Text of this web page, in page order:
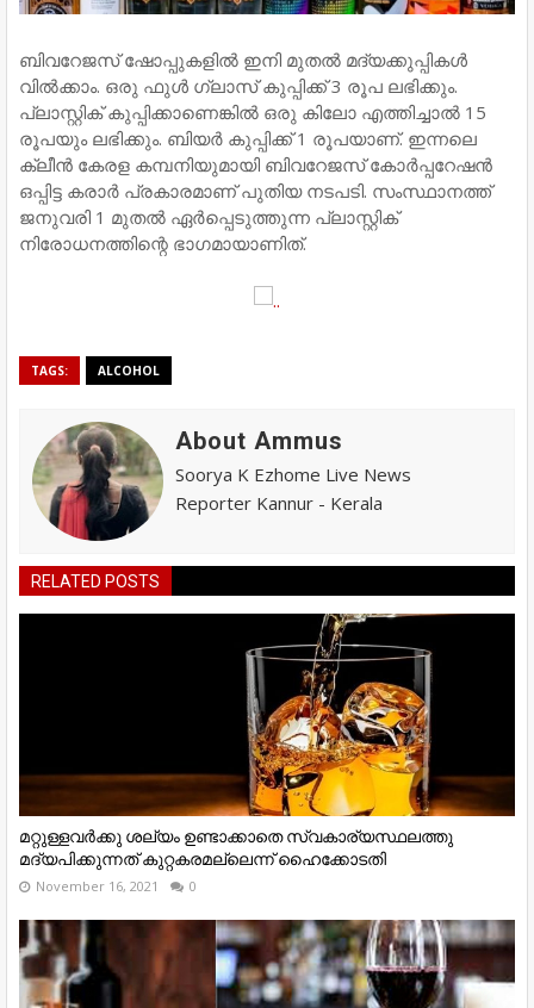
ബിവറേജസ് ഷോപ്പുകളില്‍ ഇനി മുതല്‍ മദ്യക്കുപ്പികള്‍
വില്‍ക്കാം. ഒരു ഫുള്‍ ഗ്ലാസ് കുപ്പിക്ക് 3 രൂപ ലഭിക്കും.
പ്ലാസ്റ്റിക് കുപ്പിക്കാണെങ്കില്‍ ഒരു കിലോ എത്തിച്ചാല്‍ 15
രൂപയും ലഭിക്കും. ബിയര്‍ കുപ്പിക്ക് 1 രൂപയാണ്. ഇന്നലെ
ക്ലീന്‍ കേരള കമ്പനിയുമായി ബിവറേജസ് കോര്‍പ്പറേഷന്‍
ഒപ്പിട്ട കരാര്‍ പ്രകാരമാണ് പുതിയ നടപടി. സംസ്ഥാനത്ത്
ജനുവരി 1 മുതല്‍ ഏര്‍പ്പെടുത്തുന്ന പ്ലാസ്റ്റിക്
നിരോധനത്തിന്റെ ഭാഗമായാണിത്.
TAGS: ALCOHOL
About Ammus
Soorya K Ezhome Live News
Reporter Kannur - Kerala
RELATED POSTS
മറ്റുള്ളവര്‍ക്കു ശല്യം ഉണ്ടാക്കാതെ സ്വകാര്യസ്ഥലത്തു
മദ്യപിക്കുന്നത് കുറ്റകരമല്ലെന്ന് ഹൈക്കോടതി
November 16, 2021 0